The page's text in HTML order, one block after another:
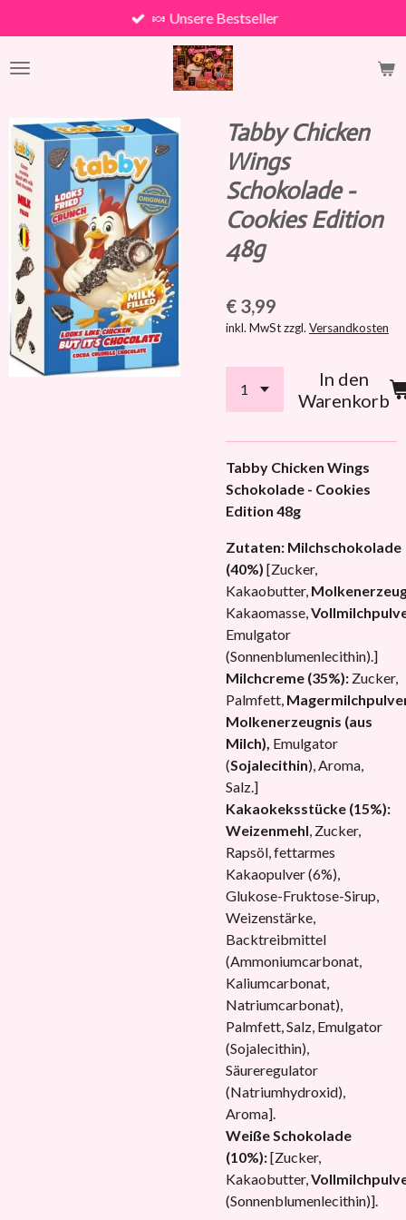
Hauptinhalt
springen
🍬 Unsere Bestseller
Tabby Chicken
Wings
Schokolade -
Cookies Edition
48g
€ 3,99
inkl. MwSt zzgl. Versandkosten
In den
Warenkorb
Tabby Chicken Wings
Schokolade - Cookies
Edition 48g
Zutaten: Milchschokolade
(40%) [Zucker,
Kakaobutter,
Kakaomasse,
Emulgator
(Sonnenblumenlecithin).]
Milchcreme (35%): Zucker,
Palmfett,
Molkenerzeugnis (aus
Milch), Emulgator
(Sojalecithin), Aroma,
Salz.]
Kakaokeksstücke (15%):
Weizenmehl, Zucker,
Rapsöl, fettarmes
Kakaopulver (6%),
Glukose-Fruktose-Sirup,
Weizenstärke,
Backtreibmittel
(Ammoniumcarbonat,
Kaliumcarbonat,
Natriumcarbonat),
Palmfett, Salz, Emulgator
(Sojalecithin),
Säureregulator
(Natriumhydroxid),
Aroma].
Weiße Schokolade
(10%):[Zucker,
Kakaobutter,
(Sonnenblumenlecithin)].